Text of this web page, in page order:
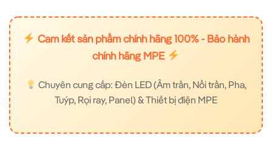
Cam kết sản phẩm chính hãng 100% - Bảo hành
chính hãng MPE
Chuyên cung cấp: Đèn LED (Âm trần, Nổi trần, Pha,
Tuýp, Rọi ray, Panel) & Thiết bị điện MPE